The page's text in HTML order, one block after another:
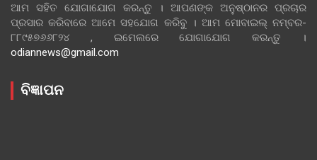
ଆମ ସହିତ ଯୋଗାଯୋଗ କରନ୍ତୁ । ଆପଣଙ୍କ ଅନୁଷ୍ଠାନର ପ୍ରଚାର
ପ୍ରସାର କରିବାରେ ଆମେ ସହଯୋଗ କରିବୁ । ଆମ ମୋବାଇଲ୍ ନମ୍ବର-
୮୮୯୫୭୬୬୮୨୪ , ଇମେଲରେ ଯୋଗାଯୋଗ କରନ୍ତୁ ।
odiannews@gmail.com
ବିଜ୍ଞାପନ